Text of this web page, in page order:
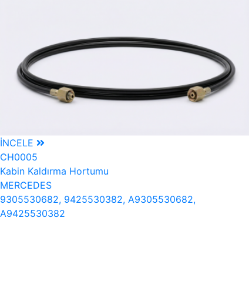
İNCELE
CH0005
Kabin Kaldırma Hortumu
MERCEDES
9305530682, 9425530382, A9305530682,
A9425530382